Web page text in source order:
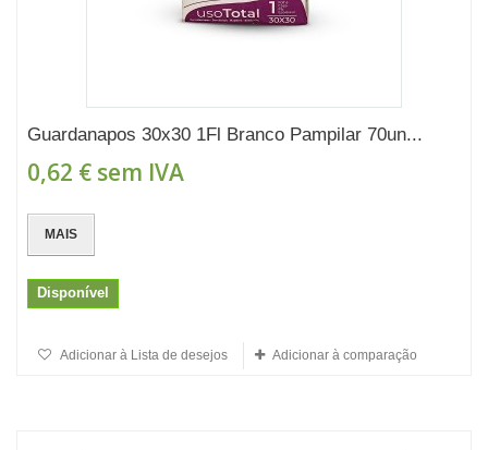
Guardanapos 30x30 1Fl Branco Pampilar 70un...
0,62 € sem IVA
MAIS
Disponível
Adicionar à Lista de desejos Adicionar à comparação